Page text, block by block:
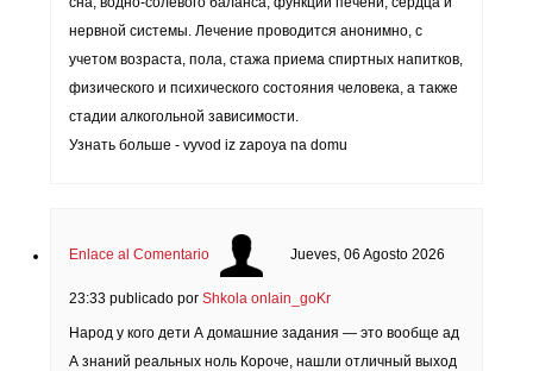
нервной системы. Лечение проводится анонимно, с
учетом возраста, пола, стажа приема спиртных напитков,
физического и психического состояния человека, а также
стадии алкогольной зависимости.
Узнать больше - vyvod iz zapoya na domu
Enlace al Comentario Jueves, 06 Agosto 2026
23:33 publicado porShkola onlain_goKr
Народ у кого дети А домашние задания — это вообще ад
А знаний реальных ноль Короче, нашли отличный выход